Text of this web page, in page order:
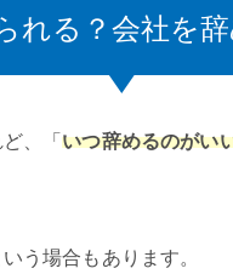
れる？会社を
、「いつ辞めるのがい
う場合もあります。